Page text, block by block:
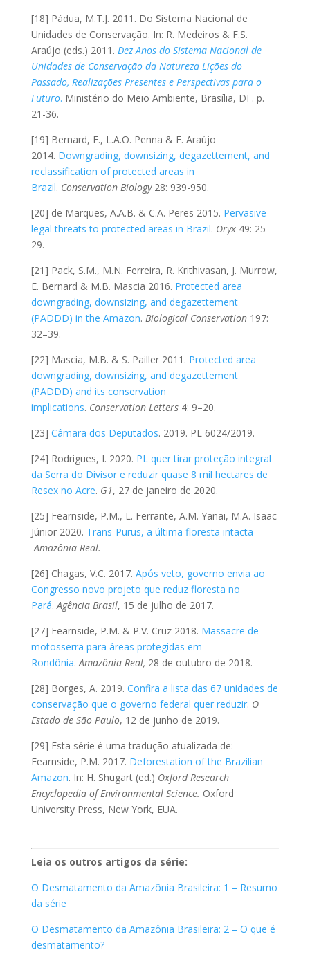
[18] Pádua, M.T.J. 2011. Do Sistema Nacional de
Unidades de Conservação. In: R. Medeiros & F.S.
Araújo (eds.) 2011. Dez Anos do Sistema Nacional de
Unidades de Conservação da Natureza Lições do
Passado, Realizações Presentes e Perspectivas para o
Futuro. Ministério do Meio Ambiente, Brasília, DF. p.
21-36.
[19] Bernard, E., L.A.O. Penna & E. Araújo
2014. Downgrading, downsizing, degazettement, and
reclassification of protected areas in
Brazil. Conservation Biology28: 939-950.
[20] de Marques, A.A.B. & C.A. Peres 2015. Pervasive
legal threats to protected areas in Brazil. Oryx49: 25-
29.
[21] Pack, S.M., M.N. Ferreira, R. Krithivasan, J. Murrow,
E. Bernard & M.B. Mascia 2016. Protected area
downgrading, downsizing, and degazettement
(PADDD) in the Amazon. Biological Conservation197:
32–39.
[22] Mascia, M.B. & S. Pailler 2011. Protected area
downgrading, downsizing, and degazettement
(PADDD) and its conservation
implications. Conservation Letters4: 9–20.
[23] Câmara dos Deputados. 2019. PL 6024/2019.
[24] Rodrigues, I. 2020. PL quer tirar proteção integral
da Serra do Divisor e reduzir quase 8 mil hectares de
Resex no Acre. G1, 27 de janeiro de 2020.
[25] Fearnside, P.M., L. Ferrante, A.M. Yanai, M.A. Isaac
Júnior 2020. Trans-Purus, a última floresta intacta–
Amazônia Real.
[26] Chagas, V.C. 2017. Após veto, governo envia ao
Congresso novo projeto que reduz floresta no
Pará.Agência Brasil, 15 de julho de 2017.
[27] Fearnside, P.M. & P.V. Cruz 2018. Massacre de
motosserra para áreas protegidas em
Rondônia.Amazônia Real, 28 de outubro de 2018.
[28] Borges, A. 2019. Confira a lista das 67 unidades de
conservação que o governo federal quer reduzir. O
Estado de São Paulo, 12 de junho de 2019.
[29] Esta série é uma tradução atualizada de:
Fearnside, P.M. 2017. Deforestation of the Brazilian
Amazon. In: H. Shugart (ed.) Oxford Research
Encyclopedia of Environmental Science. Oxford
University Press, New York, EUA.
Leia os outros artigos da série:
O Desmatamento da Amazônia Brasileira: 1 – Resumo
da série
O Desmatamento da Amazônia Brasileira: 2 – O que é
desmatamento?